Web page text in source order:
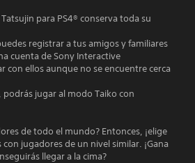
para PS4® conserva toda su
registrar a tus amigos y familiares
cuenta de Sony Interactive
con ellos aunque no se encuentre cerca
podrás jugar al modo Taiko con
de todo el mundo? Entonces, ¡elige
jugadores de un nivel similar. ¡Gana
llegar a la cima?